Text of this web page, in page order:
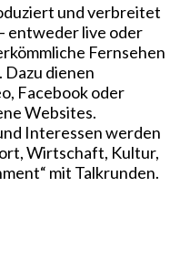
und verbreitet
entweder live oder
Fernsehen
dienen
Facebook oder
Websites.
Interessen werden
Wirtschaft, Kultur,
mit Talkrunden.